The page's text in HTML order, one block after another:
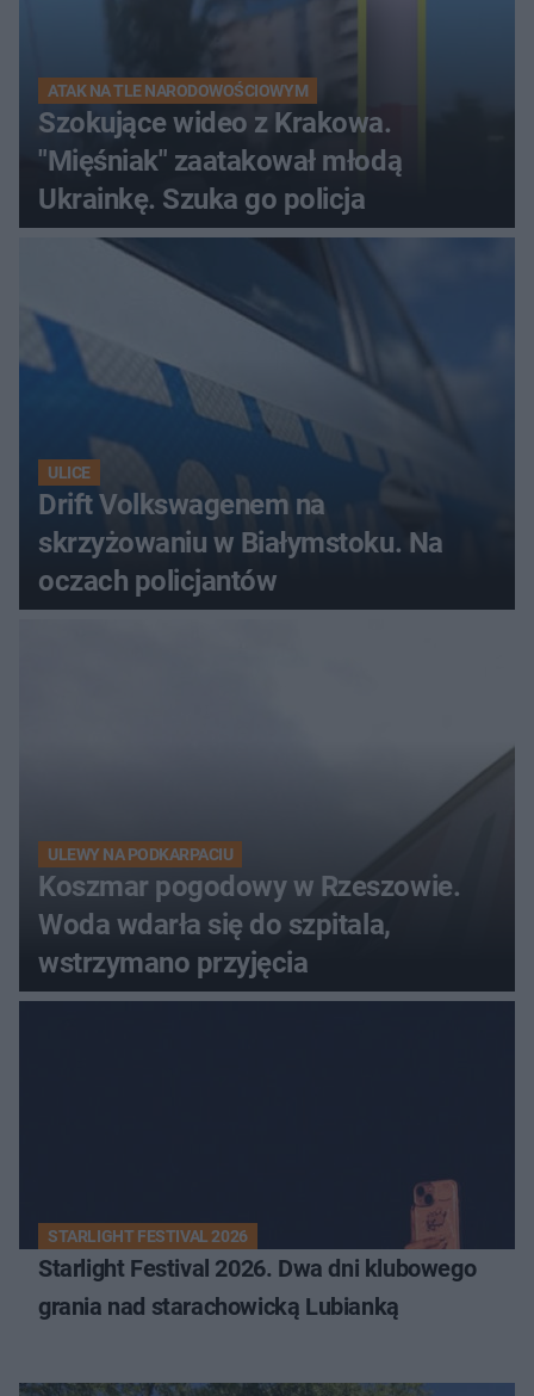
ATAK NA TLE NARODOWOŚCIOWYM
Szokujące wideo z Krakowa.
"Mięśniak" zaatakował młodą
Ukrainkę. Szuka go policja
ULICE
Drift Volkswagenem na
skrzyżowaniu w Białymstoku. Na
oczach policjantów
ULEWY NA PODKARPACIU
Koszmar pogodowy w Rzeszowie.
Woda wdarła się do szpitala,
wstrzymano przyjęcia
STARLIGHT FESTIVAL 2026
Starlight Festival 2026. Dwa dni klubowego
grania nad starachowicką Lubianką